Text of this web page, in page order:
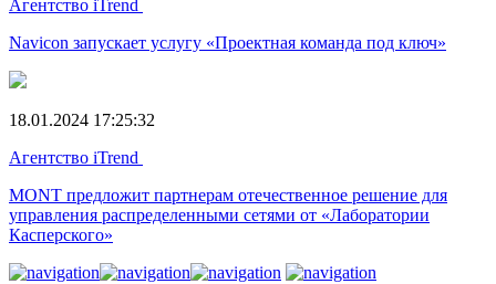
Агентство iTrend
Navicon запускает услугу «Проектная команда под ключ»
18.01.2024 17:25:32
Агентство iTrend
MONT предложит партнерам отечественное решение для
управления распределенными сетями от «Лаборатории
Касперского»